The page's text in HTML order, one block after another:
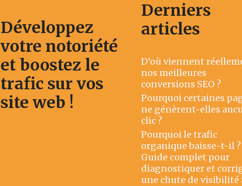
Développez
votre notoriété
et boostez le
trafic sur vos
site web !
Derniers
articles
D’où viennent
nos meilleures
conversions SEO ?
Pourquoi certaines
ne génèrent-elles
clic ?
Pourquoi le trafic
organique baisse-t-il ?
Guide complet pour
diagnostiquer et
une chute de visibilité